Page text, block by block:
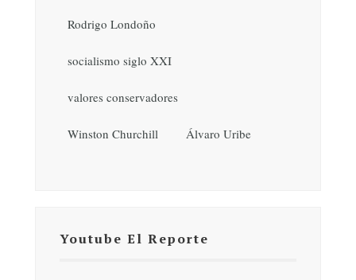
Rodrigo Londoño
socialismo siglo XXI
valores conservadores
Winston Churchill Álvaro Uribe
Youtube El Reporte